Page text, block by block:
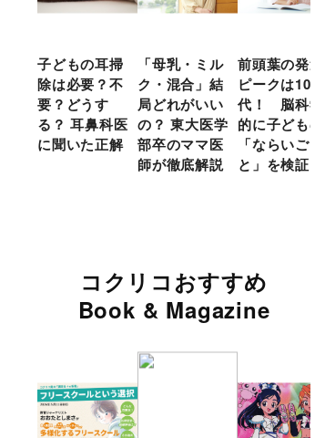
子どもの耳掃
除は必要？不
要？どうす
る？ 耳鼻科医
に聞いた正解
「母乳・ミル
ク・混合」結
局どれがいい
の？ 東大医学
部卒のママ医
師が徹底解説
前頭葉の発達
ピークは10
代！ 脳科学
的に子どもの
「ならいご
と」を検証
コクリコおすすめ
Book & Magazine